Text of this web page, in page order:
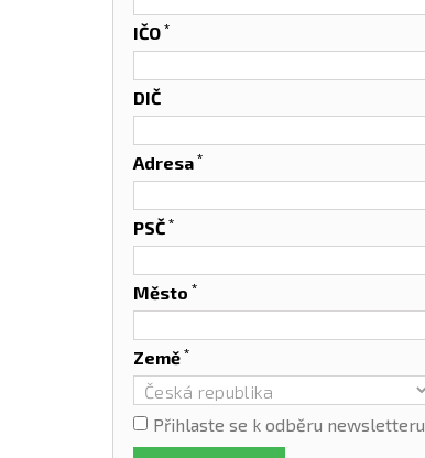
IČO *
DIČ
Adresa *
PSČ *
Město *
Země *
Přihlaste se k odběru newsletteru